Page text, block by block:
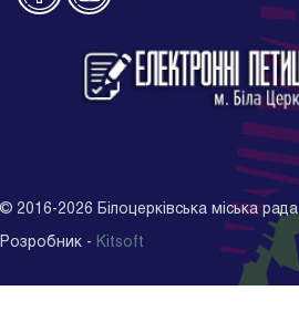
© 2016-2026 Білоцерківська міська рада
Розробник - Kitsoft